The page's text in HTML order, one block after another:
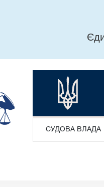
СУДОВА ВЛАДА